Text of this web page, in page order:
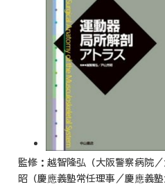
監修：越智隆弘（大阪警察病院
昭（慶應義塾常任理事／慶應義塾